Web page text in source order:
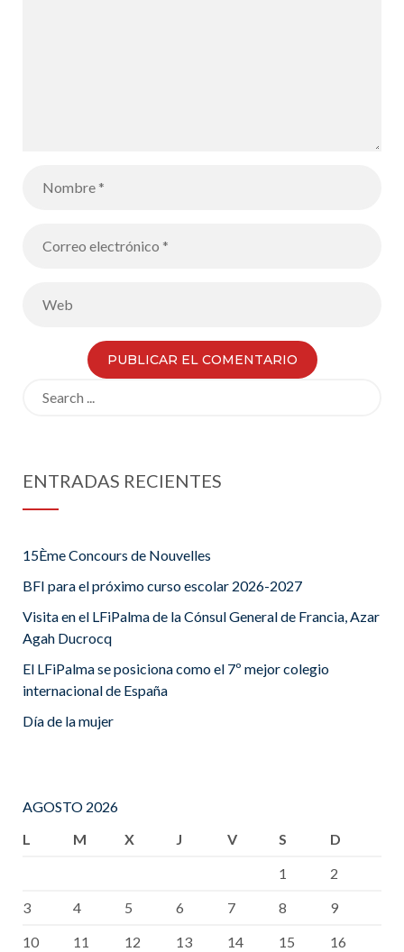
ENTRADAS RECIENTES
15Ème Concours de Nouvelles
BFI para el próximo curso escolar 2026-2027
Visita en el LFiPalma de la Cónsul General de Francia, Azar
Agah Ducrocq
El LFiPalma se posiciona como el 7º mejor colegio
internacional de España
Día de la mujer
AGOSTO 2026
L
M X J V S
D
1
2
3
4 5 6 7 8
9
10
11 12 13 14 15 16